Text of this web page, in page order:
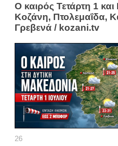
Ο καιρός Τετάρτη 1
Κοζάνη, Πτολεμαΐδα,
Γρεβενά / kozani.tv
26